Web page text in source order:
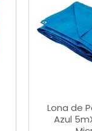
Lona de
Azul